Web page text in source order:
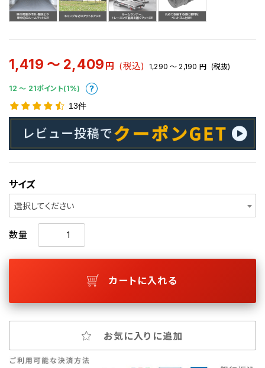
1,419 ～ 2,409 円 (税込) 1,290 ～ 2,190 円 (税抜)
12 〜 21ポイント(1%)
13件
サイズ
選択してください
数量
カートに入れる
お気に入りに追加